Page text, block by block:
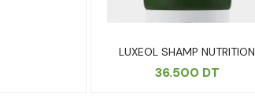
LUXEOL SHAMP NUTRITION
36.500 DT